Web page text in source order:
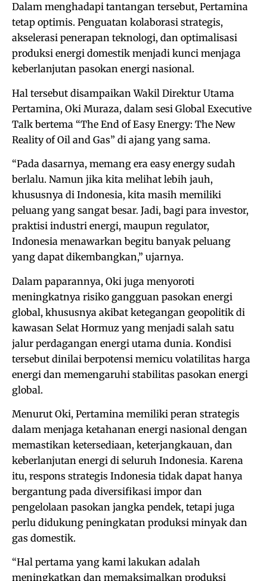
Dalam menghadapi tantangan tersebut, Pertamina
tetap optimis. Penguatan kolaborasi strategis,
akselerasi penerapan teknologi, dan optimalisasi
produksi energi domestik menjadi kunci menjaga
keberlanjutan pasokan energi nasional.
Hal tersebut disampaikan Wakil Direktur Utama
Pertamina, Oki Muraza, dalam sesi Global Executive
Talk bertema “The End of Easy Energy: The New
Reality of Oil and Gas” di ajang yang sama.
“Pada dasarnya, memang era easy energy sudah
berlalu. Namun jika kita melihat lebih jauh,
khususnya di Indonesia, kita masih memiliki
peluang yang sangat besar. Jadi, bagi para investor,
praktisi industri energi, maupun regulator,
Indonesia menawarkan begitu banyak peluang
yang dapat dikembangkan,” ujarnya.
Dalam paparannya, Oki juga menyoroti
meningkatnya risiko gangguan pasokan energi
global, khususnya akibat ketegangan geopolitik di
kawasan Selat Hormuz yang menjadi salah satu
jalur perdagangan energi utama dunia. Kondisi
tersebut dinilai berpotensi memicu volatilitas harga
energi dan memengaruhi stabilitas pasokan energi
global.
Menurut Oki, Pertamina memiliki peran strategis
dalam menjaga ketahanan energi nasional dengan
memastikan ketersediaan, keterjangkauan, dan
keberlanjutan energi di seluruh Indonesia. Karena
itu, respons strategis Indonesia tidak dapat hanya
bergantung pada diversifikasi impor dan
pengelolaan pasokan jangka pendek, tetapi juga
perlu didukung peningkatan produksi minyak dan
gas domestik.
“Hal pertama yang kami lakukan adalah
meningkatkan dan memaksimalkan produksi